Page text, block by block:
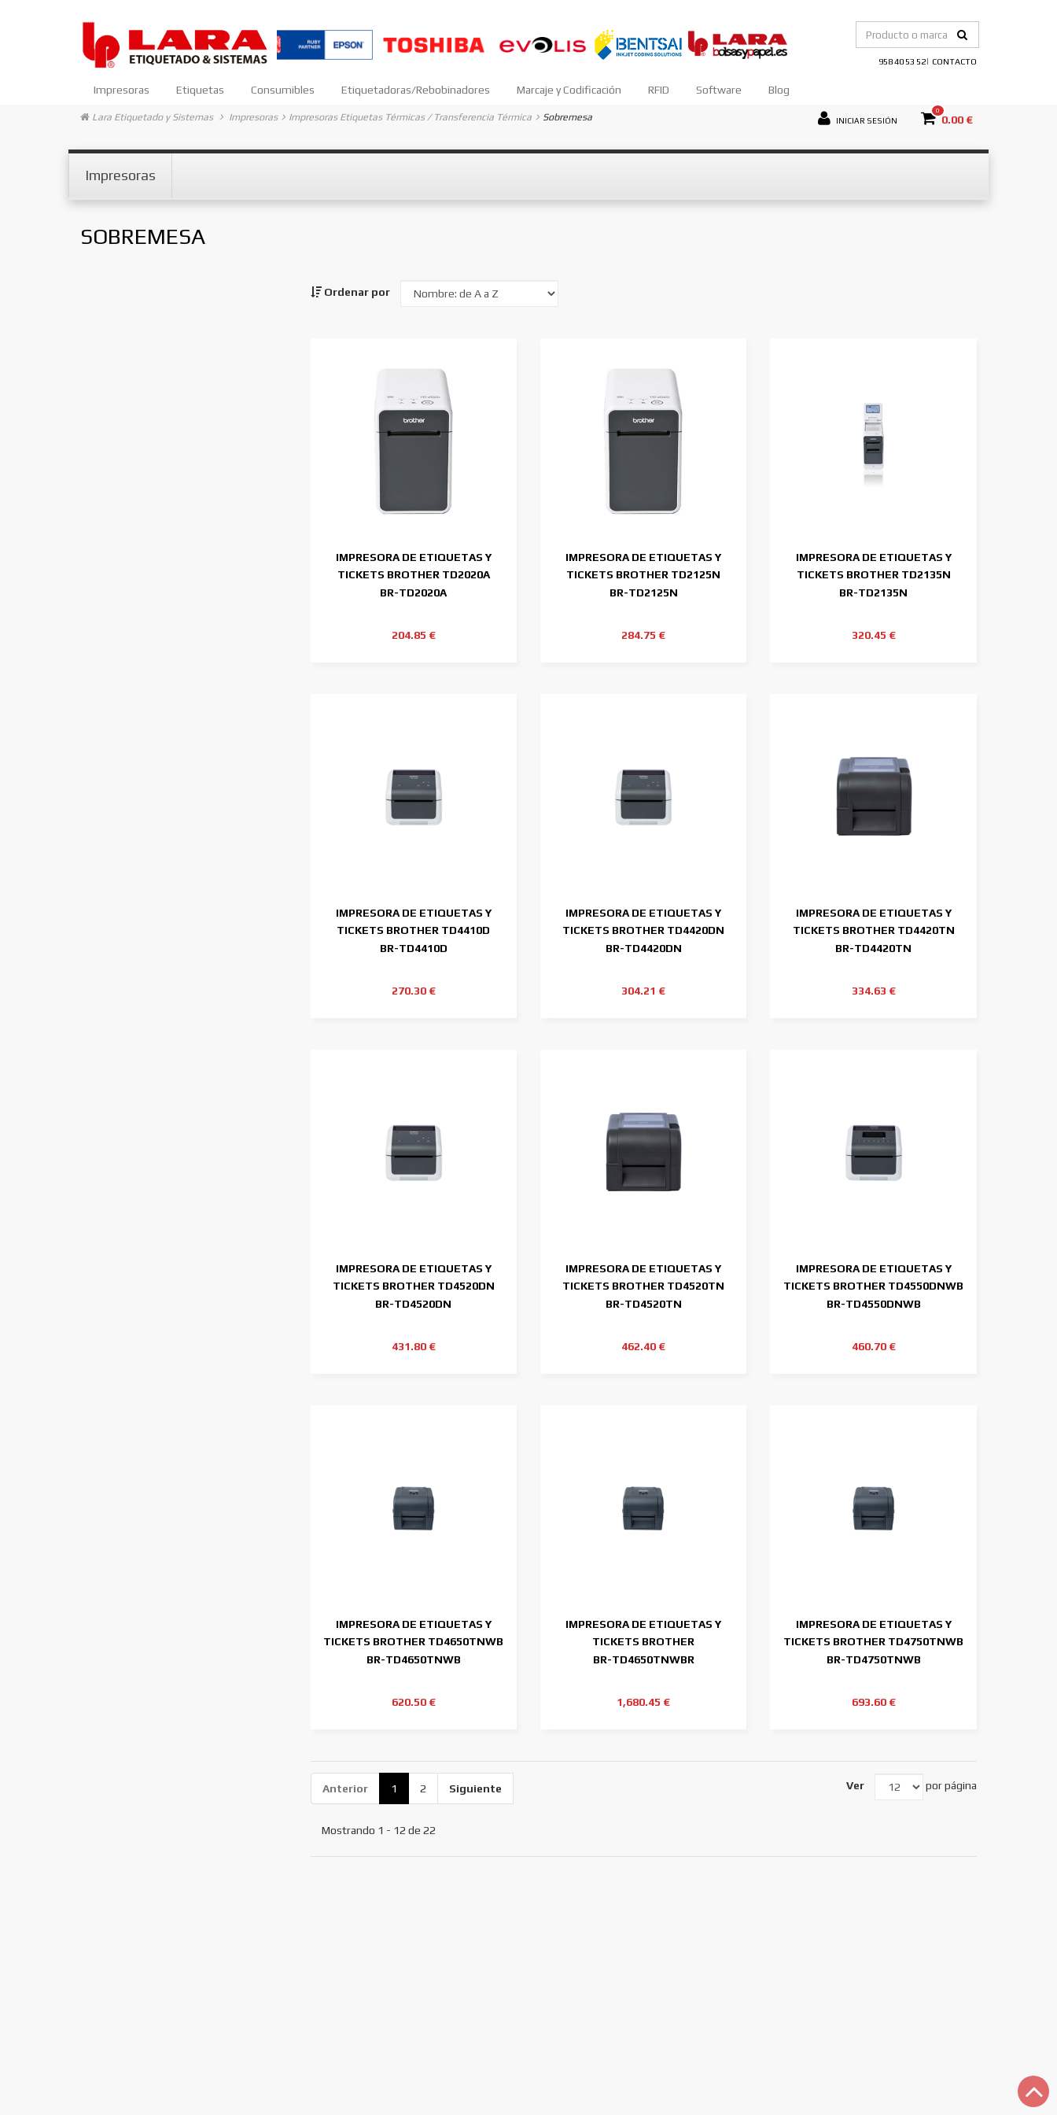
958 40 53 52| CONTACTO
Impresoras Etiquetas Consumibles Etiquetadoras/Rebobinadores Marcaje y Codificación RFID Software Blog
Lara Etiquetado y Sistemas Impresoras Impresoras Etiquetas Térmicas / Transferencia Térmica Sobremesa INICIAR SESIÓN
0
0.00 €
Impresoras
SOBREMESA
Ordenar por
IMPRESORA DE ETIQUETAS Y
TICKETS BROTHER TD2020A
203DPI 2"
BR-TD2020A
204.85 €
IMPRESORA DE ETIQUETAS Y
TICKETS BROTHER TD2125N
203DPI 2"
BR-TD2125N
284.75 €
IMPRESORA DE ETIQUETAS Y
TICKETS BROTHER TD2135N
300DPI 2"
BR-TD2135N
320.45 €
IMPRESORA DE ETIQUETAS Y
TICKETS BROTHER TD4410D
203DPI 4"
BR-TD4410D
270.30 €
IMPRESORA DE ETIQUETAS Y
TICKETS BROTHER TD4420DN
203DPI 4"
BR-TD4420DN
304.21 €
IMPRESORA DE ETIQUETAS Y
TICKETS BROTHER TD4420TN
203DPI 4"
BR-TD4420TN
334.63 €
IMPRESORA DE ETIQUETAS Y
TICKETS BROTHER TD4520DN
300DPI 4"
BR-TD4520DN
431.80 €
IMPRESORA DE ETIQUETAS Y
TICKETS BROTHER TD4520TN
300DPI 4"
BR-TD4520TN
462.40 €
IMPRESORA DE ETIQUETAS Y
TICKETS BROTHER TD4550DNWB
300DPI
BR-TD4550DNWB
460.70 €
IMPRESORA DE ETIQUETAS Y
TICKETS BROTHER TD4650TNWB
203DPI
BR-TD4650TNWB
620.50 €
IMPRESORA DE ETIQUETAS Y
TICKETS BROTHER
TD4650TNWBR 203DPI
BR-TD4650TNWBR
1,680.45 €
IMPRESORA DE ETIQUETAS Y
TICKETS BROTHER TD4750TNWB
300DPI
BR-TD4750TNWB
693.60 €
Anterior 1 2 Siguiente
Mostrando 1 - 12 de 22
Ver por página